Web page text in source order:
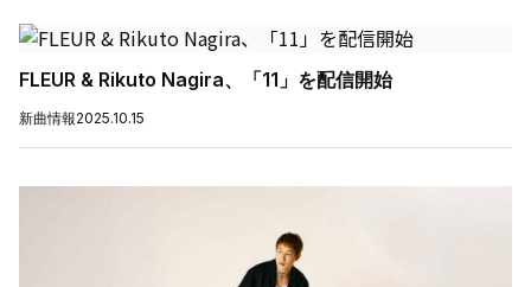
FLEUR & Rikuto Nagira、「11」を配信開始
新曲情報2025.10.15